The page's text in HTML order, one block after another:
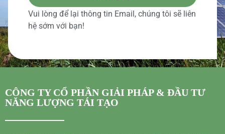
Vui lòng để lại thông tin Email, chúng tôi sẽ liên
hệ sớm với bạn!
CÔNG TY CỔ PHẦN GIẢI PHÁP & ĐẦU TƯ
NĂNG LƯỢNG TÁI TẠO